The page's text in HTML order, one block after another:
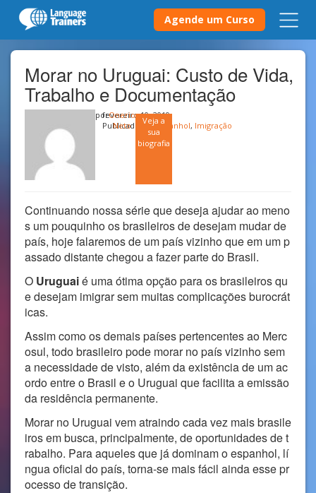
Agende um Curso
Morar no Uruguai: Custo de Vida,
Trabalho e Documentação
porOnerio
Neto
Veja a
sua
biografia
fevereiro 10, 2019
Publicado emEspanhol, Imigração
Continuando nossa série que deseja ajudar ao meno
s um pouquinho os brasileiros de desejam mudar de
país, hoje falaremos de um país vizinho que em um p
assado distante chegou a fazer parte do Brasil.
O Uruguaié uma ótima opção para os brasileiros qu
e desejam imigrar sem muitas complicações burocrát
icas.
Assim como os demais países pertencentes ao Merc
osul, todo brasileiro pode morar no país vizinho sem
a necessidade de visto, além da existência de um ac
ordo entre o Brasil e o Uruguai que facilita a emissão
da residência permanente.
Morar no Uruguai vem atraindo cada vez mais brasile
iros em busca, principalmente, de oportunidades de t
rabalho. Para aqueles que já dominam o espanhol, lí
ngua oficial do país, torna-se mais fácil ainda esse pr
ocesso de transição.